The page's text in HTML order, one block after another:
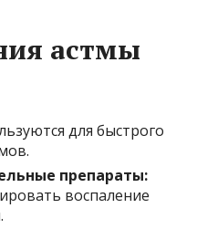
астмы
для быстрого
препараты:
воспаление